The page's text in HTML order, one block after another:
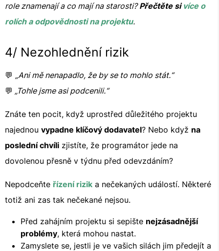
role znamenají a co mají na starosti?Přečtěte sivíce o
rolích a odpovědnosti na projektu.
4/ Nezohlednění rizik
💬 „Ani mě nenapadlo, že by se to mohlo stát.“
💬 „Tohle jsme asi podcenili.“
Znáte ten pocit, když uprostřed důležitého projektu
najednou vypadne klíčový dodavatel? Nebo když na
poslední chvíli zjistíte, že programátor jede na
dovolenou přesně v týdnu před odevzdáním?
Nepodceňte řízení rizik a nečekaných událostí. Některé
totiž ani zas tak nečekané nejsou.
Před zahájním projektu si sepište nejzásadnější
problémy, která mohou nastat.
Zamyslete se, jestli je ve vašich silách jim předejít a